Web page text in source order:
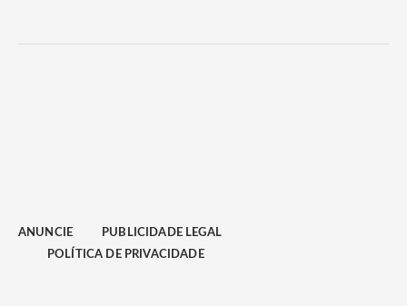
ANUNCIE
PUBLICIDADE LEGAL
POLÍTICA DE PRIVACIDADE